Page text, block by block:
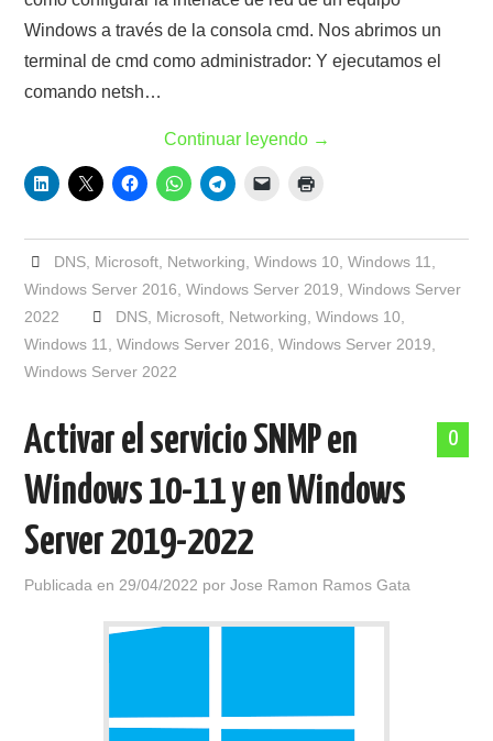
Windows a través de la consola cmd. Nos abrimos un
terminal de cmd como administrador: Y ejecutamos el
comando netsh…
Continuar leyendo →
DNS, Microsoft, Networking Windows 10 Windows 11
Windows Server 2016 ,Windows Server 2019 ,Windows Server
2022
DNS, Microsoft, Networking Windows 10
Windows 11
,Windows Server 2016 ,Windows Server 2019
Windows Server 2022
0
Activar el servicio SNMP en
Windows 10-11 y en Windows
Server 2019-2022
Publicada en 29/04/2022 porJose Ramon Ramos Gata